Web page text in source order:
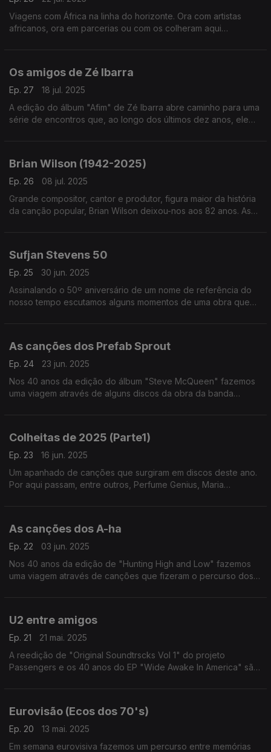
Viagens com África na linha do horizonte. Ora com artistas
africanos, ora em parcerias ou com os colheram aqui
Os amigos de Zé Ibarra
Ep. 27
18 jul. 2025
A edição do álbum "Afim" de Zé Ibarra abre caminho para uma
série de encontros que, ao longo dos últimos dez anos, ele
Brian Wilson (1942-2025)
Ep. 26
08 jul. 2025
Grande compositor, cantor e produtor, figura maior da história
da canção popular, Brian Wilson deixou-nos aos 82 anos. As
Sufjan Stevens 50
Ep. 25
30 jun. 2025
Assinalando o 50º aniversário de um nome de referência do
nosso tempo escutamos alguns momentos de uma obra que
As canções dos Prefab Sprout
Ep. 24
23 jun. 2025
Nos 40 anos da edição do álbum "Steve McQueen" fazemos
uma viagem através de alguns discos da obra da banda
Colheitas de 2025 (Parte1)
Ep. 23
16 jun. 2025
Um apanhado de canções que surgiram em discos deste ano.
Por aqui passam, entre outros, Perfume Genius, Maria
As canções dos A-ha
Ep. 22
03 jun. 2025
Nos 40 anos da edição de "Hunting High and Low" fazemos
uma viagem através de canções que fizeram o percurso dos
U2 entre amigos
Ep. 21
21 mai. 2025
A reedição de "Original Soundtrscks Vol 1" do projeto
Passengers e os 40 anos do EP "Wide Awake In America" são
Eurovisão (Ecos dos 70's)
Ep. 20
13 mai. 2025
Em semana eurovisiva fazemos um percurso entre memórias